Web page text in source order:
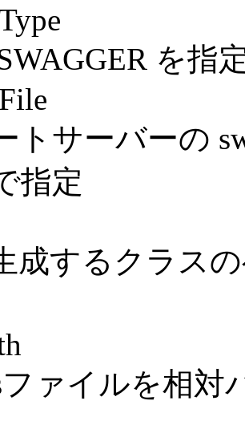
を指
トサーバーの
指定
成するクラス
ァイルを相対